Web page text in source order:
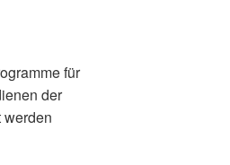
für
der
werden